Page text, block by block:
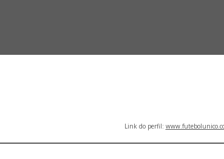
Link do perfil: